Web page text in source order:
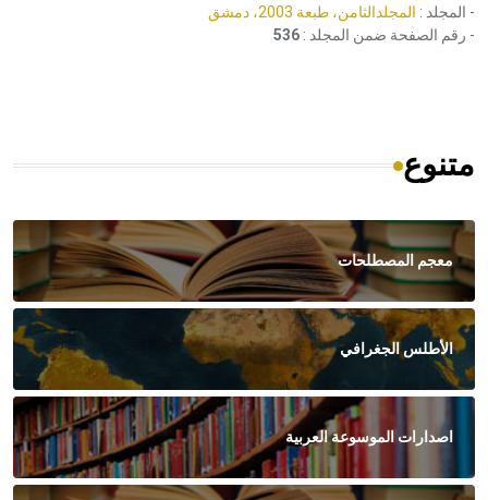
- المجلد : المجلدالثامن، طبعة 2003، دمشق
- رقم الصفحة ضمن المجلد : 536
متنوع
معجم المصطلحات
الأطلس الجغرافي
اصدارات الموسوعة العربية